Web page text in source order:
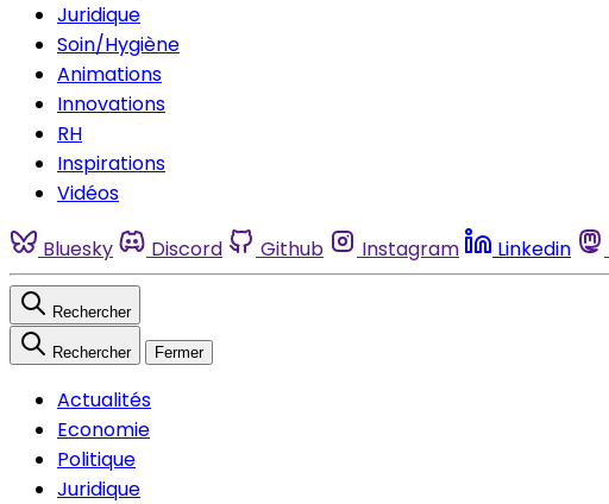
Juridique
Soin/Hygiène
Animations
Innovations
RH
Inspirations
Vidéos
Bluesky Discord Github Instagram Linkedin
Rechercher
Rechercher Fermer
Actualités
Economie
Politique
Juridique